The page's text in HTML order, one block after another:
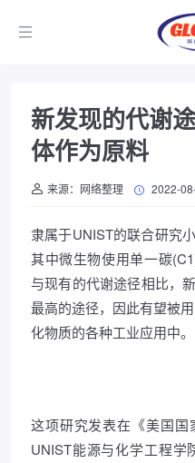
新发现的代谢
体作为原料
来源：网络整理 2022-
隶属于UNIST的联合研究
其中微生物使用单一碳
与现有的代谢途径相比，
最高的途径，因此有望被
化物质的各种工业应用中。
这项研究发表在《美国
UNIST能源与化学工程学